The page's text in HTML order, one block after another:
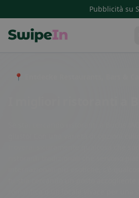
Pubblicità su
📍 Entdecke Restaurants, Bars &